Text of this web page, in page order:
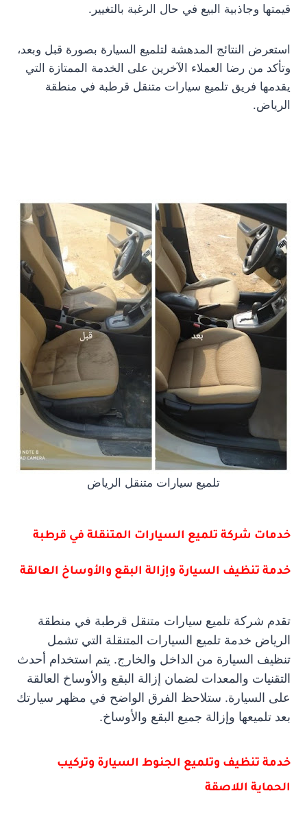
قيمتها وجاذبية البيع في حال الرغبة بالتغيير.
استعرض النتائج المدهشة لتلميع السيارة بصورة قبل وبعد،
وتأكد من رضا العملاء الآخرين على الخدمة الممتازة التي
يقدمها فريق تلميع سيارات متنقل قرطبة في منطقة
الرياض.
تلميع سيارات متنقل الرياض
خدمات شركة تلميع السيارات المتنقلة في قرطبة
خدمة تنظيف السيارة وإزالة البقع والأوساخ العالقة
تقدم شركة تلميع سيارات متنقل قرطبة في منطقة
الرياض خدمة تلميع السيارات المتنقلة التي تشمل
تنظيف السيارة من الداخل والخارج. يتم استخدام أحدث
التقنيات والمعدات لضمان إزالة البقع والأوساخ العالقة
على السيارة. ستلاحظ الفرق الواضح في مظهر سيارتك
بعد تلميعها وإزالة جميع البقع والأوساخ.
خدمة تنظيف وتلميع الجنوط السيارة وتركيب
الحماية اللاصقة